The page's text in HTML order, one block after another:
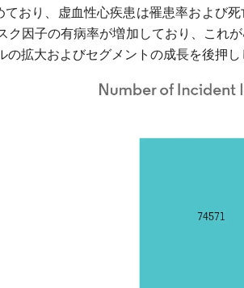
ており、虚血性心疾患は罹患率および
ク因子の有病率が増加しており、これ
の拡大およびセグメントの成長を後押し